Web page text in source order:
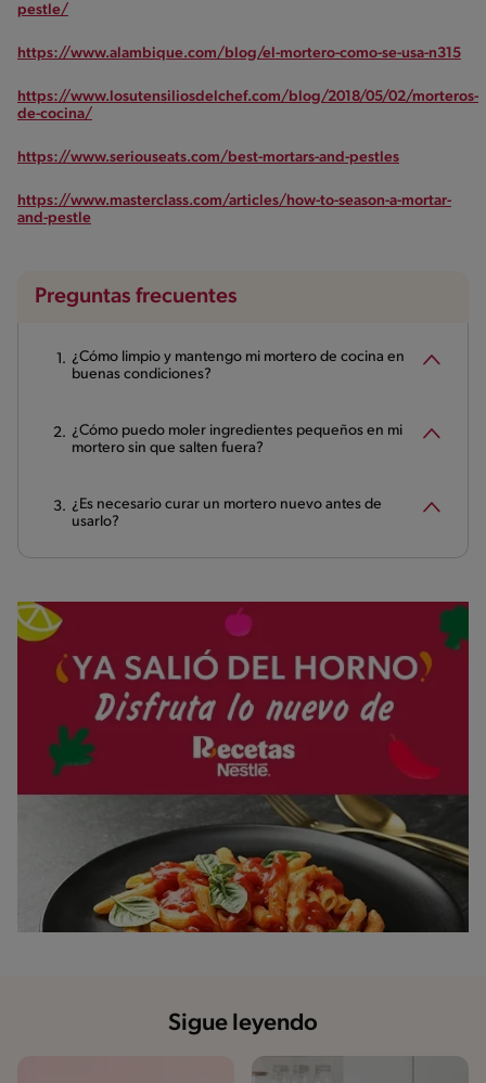
pestle/
https://www.alambique.com/blog/el-mortero-como-se-usa-n315
https://www.losutensiliosdelchef.com/blog/2018/05/02/morteros-
de-cocina/
https://www.seriouseats.com/best-mortars-and-pestles
https://www.masterclass.com/articles/how-to-season-a-mortar-
and-pestle
Preguntas frecuentes
¿Cómo limpio y mantengo mi mortero de cocina en
buenas condiciones?
¿Cómo puedo moler ingredientes pequeños en mi
mortero sin que salten fuera?
¿Es necesario curar un mortero nuevo antes de
usarlo?
Sigue leyendo